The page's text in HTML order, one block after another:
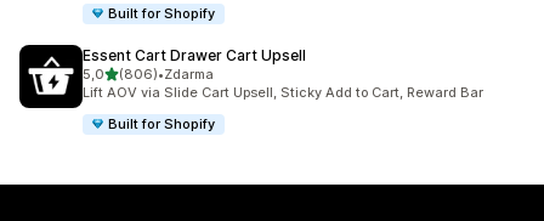
Built for Shopify
Essent Cart Drawer Cart Upsell
5,0z 5 hvězd
(806)
Celkový počet recenzí: 806
•Zdarma
Lift AOV via Slide Cart Upsell, Sticky Add to Cart, Reward Bar
Built for Shopify